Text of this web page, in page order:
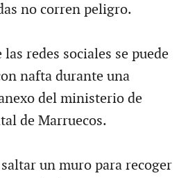
no corren peligro.
redes sociales se puede
nafta durante una
del ministerio de
de Marruecos.
un muro para recoger